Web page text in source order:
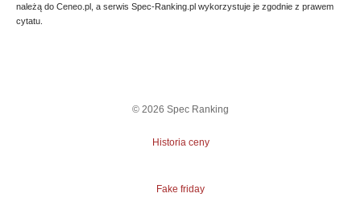
należą do Ceneo.pl, a serwis Spec-Ranking.pl wykorzystuje je zgodnie z prawem
cytatu.
© 2026 Spec Ranking
Historia ceny
Fake friday